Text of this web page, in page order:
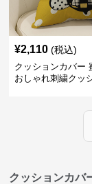
¥2,110 (税込)
クッションカバー
おしゃれ刺繍クッ
クッションカバ